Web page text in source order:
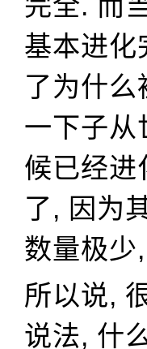
基本进化
了为什
一下子从
候已经进
了, 因为
数量极少
所以说,
说法, 什